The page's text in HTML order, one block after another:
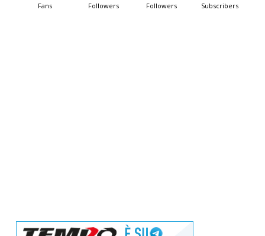
Fans Followers Followers Subscribers